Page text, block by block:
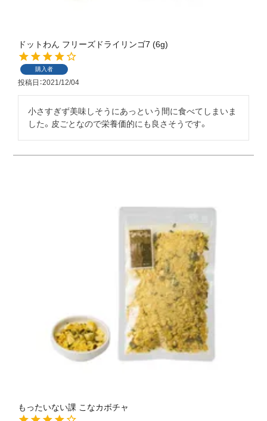
ドットわん フリーズドライリンゴ7 (6g)
購入者
投稿日 2021/12/04
小さすぎず美味しそうにあっという間に食べてしまいま
した。皮ごとなので栄養価的にも良さそうです。
もったいない課 こなカボチャ